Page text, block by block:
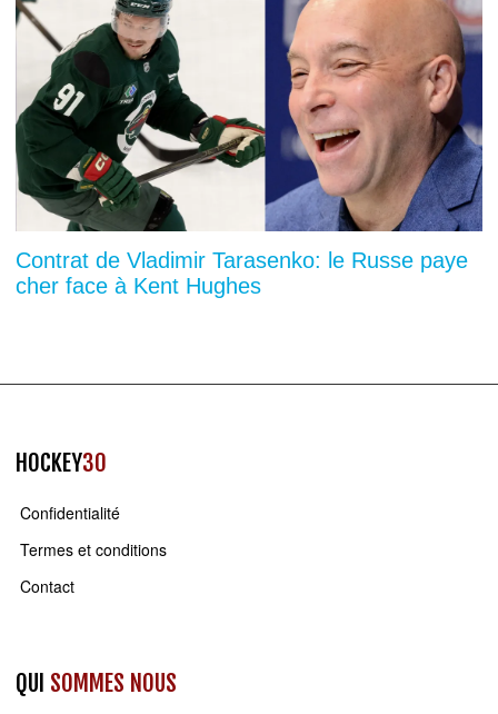
Contrat de Vladimir Tarasenko: le Russe paye
cher face à Kent Hughes
HOCKEY30
Confidentialité
Termes et conditions
Contact
QUI SOMMES NOUS